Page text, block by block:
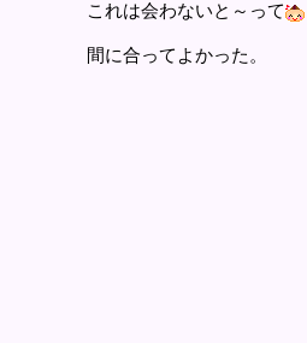
これは会わないと～って
間に合ってよかった。